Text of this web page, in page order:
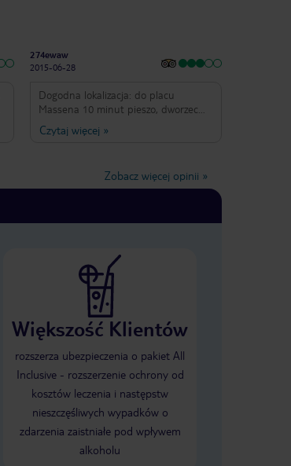
274ewaw
2015-06-28
Dogodna lokalizacja: do placu
Massena 10 minut pieszo, dworzec
kolejowy 2-3 minuty . Pokoje małe, z
ograniczonym miejscem na
kontynentalne. Jedynie obsługa przy
Czytaj więcej »
Zobacz więcej opinii »
Większość Klientów
rozszerza ubezpieczenia o pakiet All
Inclusive - rozszerzenie ochrony od
kosztów leczenia i następstw
nieszczęśliwych wypadków o
zdarzenia zaistniałe pod wpływem
alkoholu